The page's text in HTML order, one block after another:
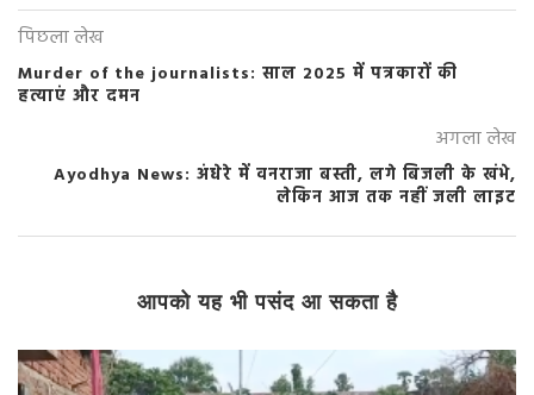
पिछला लेख
Murder of the journalists: साल 2025 में पत्रकारों की
हत्याएं और दमन
अगला लेख
Ayodhya News: अंधेरे में वनराजा बस्ती, लगे बिजली के खंभे,
लेकिन आज तक नहीं जली लाइट
आपको यह भी पसंद आ सकता है